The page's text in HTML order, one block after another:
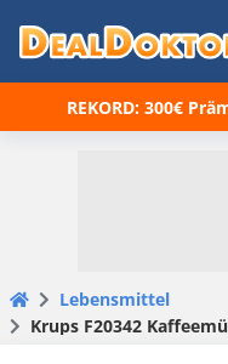
REKORD: 300€
Lebensmittel
Krups F20342